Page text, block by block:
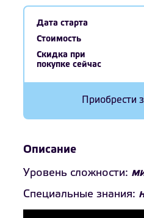
Дата старта
Стоимость
Скидка при
покупке сейчас
Приобрести
Описание
Уровень сложности:
Специальные знания: